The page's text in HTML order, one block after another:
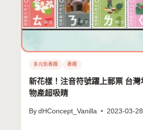
多元新專欄 專欄
新花樣！注音符號躍上郵票 台灣地名結合在地
物產超吸睛
By dHConcept_Vanilla 2023-03-28